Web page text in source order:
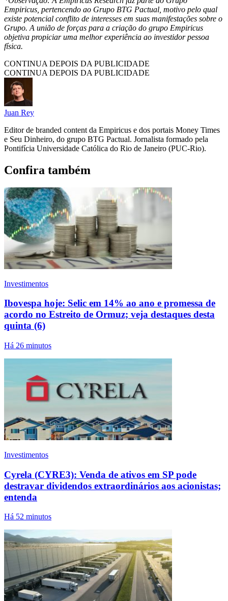
Empiricus, pertencendo ao Grupo BTG Pactual, motivo pelo qual
existe potencial conflito de interesses em suas manifestações sobre o
Grupo. A união de forças para a criação do grupo Empiricus
objetiva propiciar uma melhor experiência ao investidor pessoa
física.
CONTINUA DEPOIS DA PUBLICIDADE
CONTINUA DEPOIS DA PUBLICIDADE
Juan Rey
Editor de branded content da Empiricus e dos portais Money Times
e Seu Dinheiro, do grupo BTG Pactual. Jornalista formado pela
Pontifícia Universidade Católica do Rio de Janeiro (PUC-Rio).
Confira também
Investimentos
Ibovespa hoje: Selic em 14% ao ano e promessa de
acordo no Estreito de Ormuz; veja destaques desta
quinta (6)
Há 26 minutos
Investimentos
Cyrela (CYRE3): Venda de ativos em SP pode
destravar dividendos extraordinários aos acionistas;
entenda
Há 52 minutos